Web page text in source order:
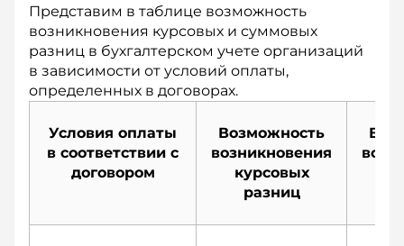
Представим в таблице возможность
возникновения курсовых и суммовых
разниц в бухгалтерском учете организаций
в зависимости от условий оплаты,
определенных в договорах.
Условия оплаты
в соответствии с
договором
Возможность
возникновения
курсовых
разниц